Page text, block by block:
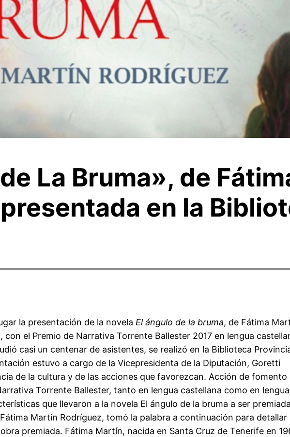
La Bruma», de
en la
la presentación de la novela El ángulo de la bruma, de Fátima
, con el Premio de Narrativa Torrente Ballester 2017 en lengua
casi un centenar de asistentes, se realizó en la Biblioteca
estuvo a cargo de la Vicepresidenta de la Diputación, Goretti
de la cultura y de las acciones que favorezcan. Acción de fomento
Torrente Ballester, tanto en lengua castellana como en lengua
que llevaron a la novela El ángulo de la bruma a ser
Martín Rodríguez, tomó la palabra a continuación para detallar
premiada. Fátima Martín, nacida en Santa Cruz de Tenerife en